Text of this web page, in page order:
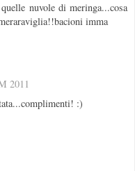
nuvole di meringa...cosa
imma
2011
:)